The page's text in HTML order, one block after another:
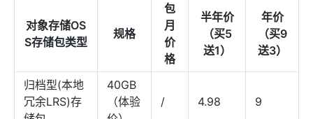
对象存储OS
S存储包类型
规格
包
月
价
格
半年价
（买5
送1）
年价
（买9
送3）
归档型(本地
冗余LRS)存
40GB
（体验
/ 4.98 9